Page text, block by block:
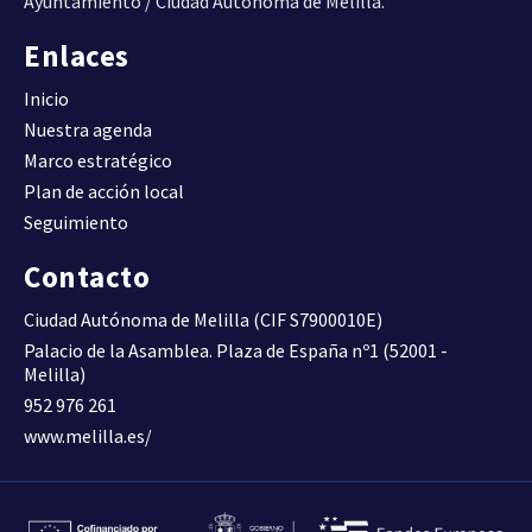
(Viv/ha).
D09
Superficie construida total
por superficie de suelo
(m2t/m2s)
COMPACIDAD URBANA
D10A
Superficie construida de uso
suelo (m2t/m2s)
COMPACIDAD RESIDENCIAL
residencial respecto al total
Enlaces
Inicio
Nuestra agenda
Marco estratégico
Plan de acción local
Seguimiento
Contacto
Ciudad Autónoma de Melilla (CIF S7900010E)
Palacio de la Asamblea. Plaza de España nº1 (52001 -
Melilla)
952 976 261
www.melilla.es/